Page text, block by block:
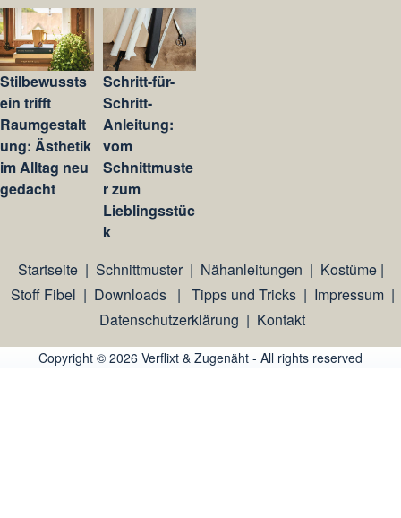
Stilbewussts
ein trifft
Raumgestalt
ung: Ästhetik
im Alltag neu
gedacht
Schritt-für-
Schritt-
Anleitung:
vom
Schnittmuste
r zum
Lieblingsstüc
k
Startseite| Schnittmuster| Nähanleitungen | Kostüme|
Stoff Fibel | Downloads | Tipps und Tricks| Impressum|
Datenschutzerklärung | Kontakt
Copyright © 2026 Verflixt & Zugenäht - All rights reserved